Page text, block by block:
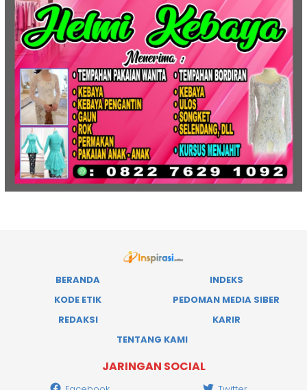
BERANDA
INDEKS
KODE ETIK
PEDOMAN MEDIA SIBER
REDAKSI
KARIR
TENTANG KAMI
JARINGAN SOCIAL